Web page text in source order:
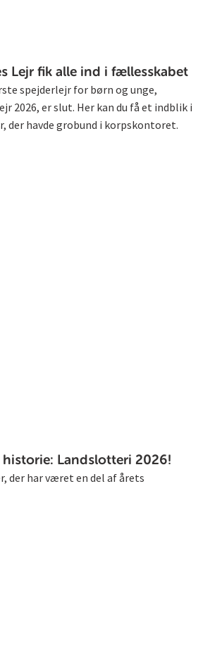
Lejr fik alle ind i fællesskabet
spejderlejr for børn og unge,
2026, er slut. Her kan du få et indblik i
der havde grobund i korpskontoret.
historie: Landslotteri 2026!
der har været en del af årets